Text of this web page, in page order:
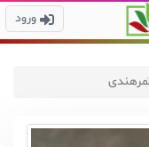
ورود